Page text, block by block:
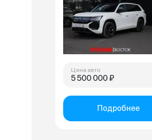
Цена авто
5 500 000 ₽
Подробнее